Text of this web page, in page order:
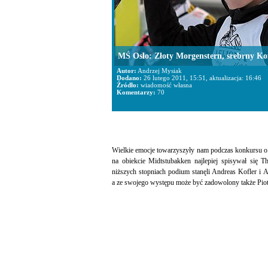
Wielkie emocje towarzyszyły nam podczas
na obiekcie Midtstubakken najlepiej spisywał się
niższych stopniach podium stanęli Andreas Kofler i
a ze swojego występu może być zadowolony także
MŚ Oslo: Złoty Morgenstern, srebrny
Autor: Andrzej Mysiak
Dodano: 26 lutego 2011, 15:51, aktualizacja: 16:46
Źródło: wiadomość własna
Komentarzy: 70